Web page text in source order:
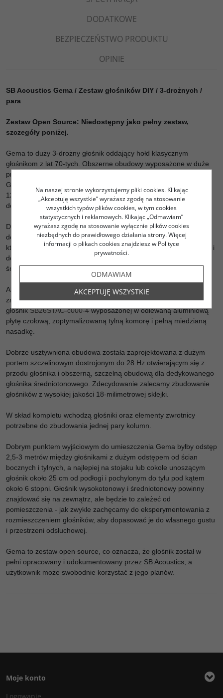
DODATKOWE
BEZPIECZEŃSTWO PRODUKTU
OPINIE
SB Acoustics Gema / Zestaw głośników DIY / 3-drożnych /
para
Zestaw Open Source: Niedostępny jako pełny zestaw,
szczegóły poniżej.
Gema to duży 3-drożny głośnik oddający hołd klasycznym
głośnikom z lat 70-tych. Obszerne obudowy wyposażone w duże
przetworniki basowe były wówczas na topie. I nie bez powodu!
Gema to nasze podejście do głośników w stylu retro, a uwielbiany
12-calowy głośnikSB34NRXL75-8 stanowi podstawę głębokiej,
dobrze kontrolowanej i melodyjnej linii basu.
Dedykowany zakres średniotonowy jest pokrywany od 680 Hz aż
do 3 kHz przez 4-calowy papierowy głośnikSB12MNRX2-25-4
który charakteryzuje się dobrą wydajnością, niską masą ruchomą i
doskonałą liniowością, co zapewnia doskonałą klarowność
średnich tonów.
Aby idealnie dopasować się do artykulacyjnego i otwartego
zakresu średniotonowego, wysokie tony są obsługiwane przez
głośnikSB26STAC-c000-4wyposażonej w odlewaną aluminiową
płytę czołową, zoptymalizowaną tylną komorę i pełną miedzianą
nasadkę.
Dobrze usztywniona obudowa została zaprojektowana z dużym
portem szczelinowym dostrojonym do 28 Hz otwierającym się z
przodu głośnika i obszerną, szczelną obudową dla dedykowanego
głośnika średniotonowego. Zdecydowanie zalecamy zbudowanie
głośników z wysokiej jakości 18-milimetrowej sklejki.
W skład kompletu wchodzą głośniki oraz elementy zwrotnicy
potrzebne do zbudowania jednej pary kolumn.
Dobrym punktem wyjściowym do umieszczenia Gema byłby odstęp
2,5-3 metrów między głośnikami z dużym odstępem od ścian
bocznych i tylnych, a najlepiej na stojaku lub cokole unoszącym
głośnik około 25 cm od podłogi i pochylonym do tyłu pod kątem
około 6 stopni. Głośnik wysokotonowy i średniotonowy powinny
znajdować się na zewnątrz, ale będzie to zależeć od
pomieszczenia - jak zwykle zachęcamy do eksperymentowania z
rozmieszczeniem głośników, aby dopasować je do własnego gustu
i przestrzeni odsłuchowej.
Gema to zestaw open source, co oznacza, że głośnik został w
pełni opracowany i udokumentowany przez SB Acoustics, a
użytkownik może swobodnie korzystać z jego planów.
Moje konto
Na naszej stronie wykorzystujemy pliki cookies. Klikając
„Akceptuję wszystkie” wyrażasz zgodę na stosowanie
wszystkich typów plików cookies, w tym cookies
statystycznych i reklamowych. Klikając „Odmawiam”
wyrażasz zgodę na stosowanie wyłącznie plików cookies
niezbędnych do prawidłowego działania strony. Więcej
informacji o plikach cookies znajdziesz w Polityce
prywatności.
ODMAWIAM
AKCEPTUJĘ WSZYSTKIE